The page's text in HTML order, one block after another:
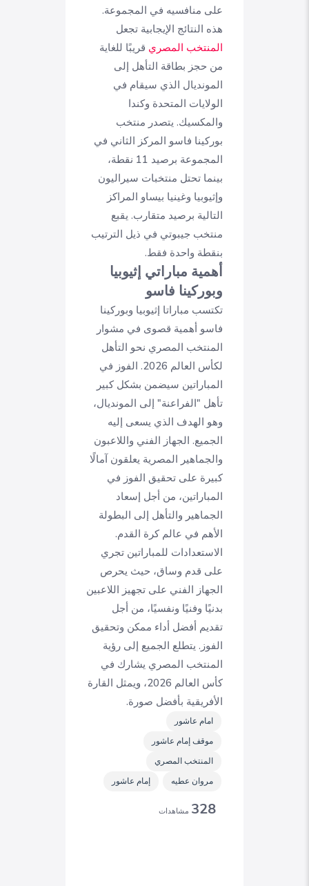
على منافسيه في المجموعة.
هذه النتائج الإيجابية تجعل
المنتخب المصري قريبًا للغاية
من حجز بطاقة التأهل إلى
المونديال الذي سيقام في
الولايات المتحدة وكندا
والمكسيك. يتصدر منتخب
بوركينا فاسو المركز الثاني في
المجموعة برصيد 11 نقطة،
بينما تحتل منتخبات سيراليون
وإثيوبيا وغينيا بيساو المراكز
التالية برصيد متقارب. يقبع
منتخب جيبوتي في ذيل الترتيب
بنقطة واحدة فقط.
أهمية مباراتي إثيوبيا
وبوركينا فاسو
تكتسب مباراتا إثيوبيا وبوركينا
فاسو أهمية قصوى في مشوار
المنتخب المصري نحو التأهل
لكأس العالم 2026. الفوز في
المباراتين سيضمن بشكل كبير
تأهل "الفراعنة" إلى المونديال،
وهو الهدف الذي يسعى إليه
الجميع. الجهاز الفني واللاعبون
والجماهير المصرية يعلقون آمالًا
كبيرة على تحقيق الفوز في
المباراتين، من أجل إسعاد
الجماهير والتأهل إلى البطولة
الأهم في عالم كرة القدم.
الاستعدادات للمباراتين تجري
على قدم وساق، حيث يحرص
الجهاز الفني على تجهيز اللاعبين
بدنيًا وفنيًا ونفسيًا، من أجل
تقديم أفضل أداء ممكن وتحقيق
الفوز. يتطلع الجميع إلى رؤية
المنتخب المصري يشارك في
كأس العالم 2026، ويمثل القارة
الأفريقية بأفضل صورة.
امام عاشور
موقف إمام عاشور
المنتخب المصري
مروان عطيه
إمام عاشور
328 مشاهدات